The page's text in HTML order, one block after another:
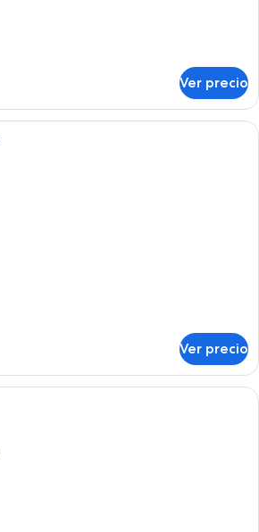
Ver precio
Habitación de hotel con cama,
Ver precio
Una habitación de hotel moderna